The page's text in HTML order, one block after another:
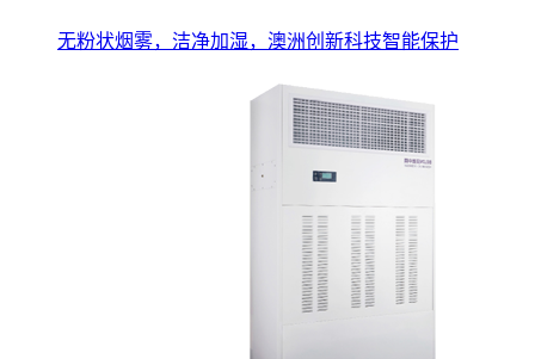
无粉状烟雾，洁净加湿，澳洲创新科技智能保护